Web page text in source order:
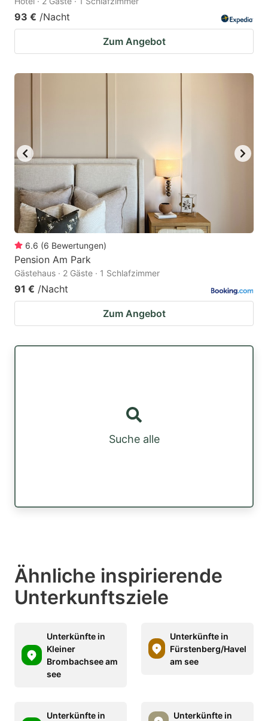
93 € /Nacht
Zum Angebot
6.6 (6 Bewertungen)
Pension Am Park
Gästehaus · 2 Gäste · 1 Schlafzimmer
91 € /Nacht
Zum Angebot
Suche alle
Ähnliche inspirierende
Unterkunftsziele
Unterkünfte in
Kleiner
Brombachsee am
see
Unterkünfte in
Fürstenberg/Havel
am see
Unterkünfte in Unterkünfte in